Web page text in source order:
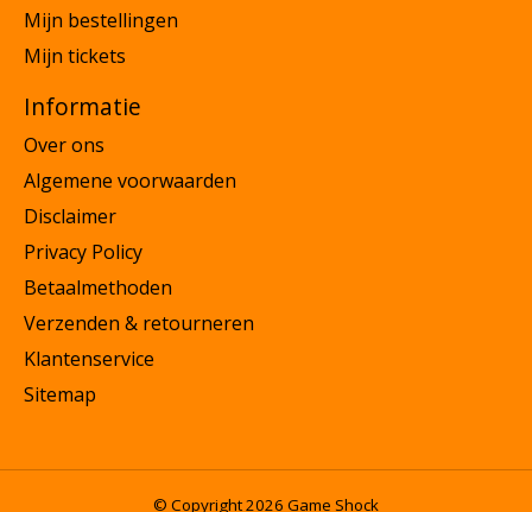
Mijn bestellingen
Mijn tickets
Informatie
Over ons
Algemene voorwaarden
Disclaimer
Privacy Policy
Betaalmethoden
Verzenden & retourneren
Klantenservice
Sitemap
© Copyright 2026 Game Shock